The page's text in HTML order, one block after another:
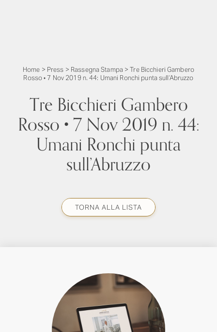
Home > Press > Rassegna Stampa >Tre Bicchieri Gambero
Rosso • 7 Nov 2019 n. 44: Umani Ronchi punta sull’Abruzzo
Tre Bicchieri Gambero
Rosso • 7 Nov 2019 n. 44:
Umani Ronchi punta
sull’Abruzzo
TORNA ALLA LISTA